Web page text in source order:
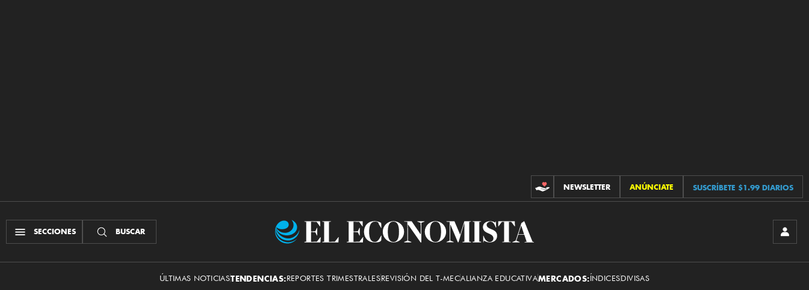
CONTRIBUCIONES
NEWSLETTER ANÚNCIATE SUSCRÍBETE $1.99 DIARIOS
SECCIONES BUSCAR
El
ÚLTIMAS NOTICIASTENDENCIAS:REPORTES TRIMESTRALESREVISIÓN DEL T-MECALIANZA EDUCATIVAMERCADOS:ÍNDICESDIVISAS